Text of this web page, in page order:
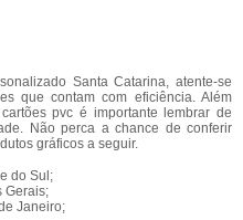
Santa Catarina, atente-se
que contam com eficiência. Além
pvc é importante lembrar de
Não perca a chance de conferir
gráficos a seguir.
do Sul;
Gerais;
Janeiro;